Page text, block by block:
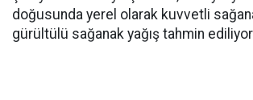
doğusunda yerel olarak kuvvetli
gürültülü sağanak yağış tahmin